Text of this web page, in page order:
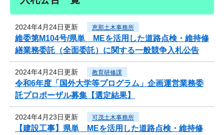
2024年4月24日更新 恵那土木事務所
維委第M104号/県単 MEを活用した道路点検・維持修
繕業務委託（全面委託）に関する一般競争入札公告
2024年4月24日更新 教育研修課
令和6年度「国外大学等プログラム」企画運営業務委
託プロポーザル募集【選定結果】
2024年4月23日更新 可茂土木事務所
【建設工事】県単 MEを活用した道路点検・維持修